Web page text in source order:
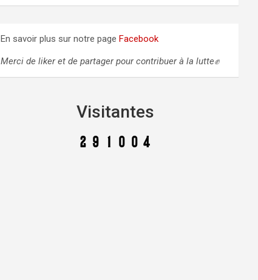
v
s
En savoir plus sur notre pageFacebook
Merci de liker et de partager pour contribuer à la lutte✊
Visitantes